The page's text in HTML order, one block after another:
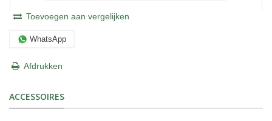
Toevoegen aan vergelijken
WhatsApp
Afdrukken
ACCESSOIRES